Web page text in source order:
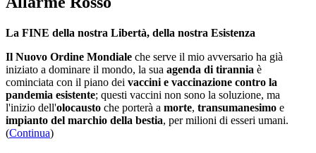
La FINE della nostra Libertà, della nostra Esistenza
Il Nuovo Ordine Mondiale che serve il mio avversario ha già
iniziato a dominare il mondo, la sua agenda di tirannia è
cominciata con il piano dei vaccini e vaccinazione contro la
pandemia esistente; questi vaccini non sono la soluzione, ma
l'inizio dell'olocausto che porterà a morte, transumanesimo e
impianto del marchio della bestia, per milioni di esseri umani.
(Continua)